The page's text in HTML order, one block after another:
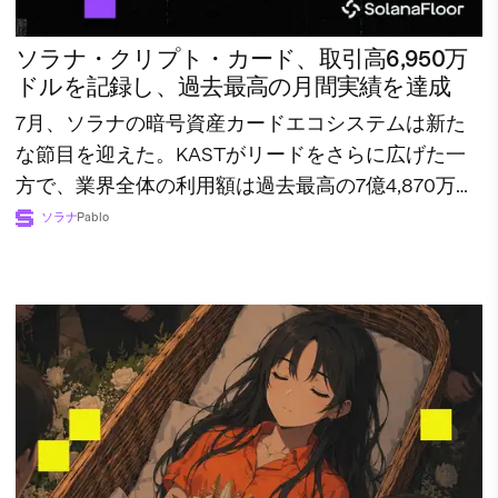
ソラナ・クリプト・カード、取引高6,950万
ドルを記録し、過去最高の月間実績を達成
7月、ソラナの暗号資産カードエコシステムは新た
な節目を迎えた。KASTがリードをさらに広げた一
方で、業界全体の利用額は過去最高の7億4,870万ド
ルに達した。
ソラナPablo